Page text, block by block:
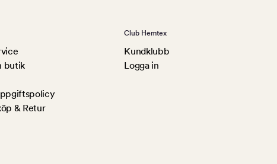
butik
& Retur
Club Hemtex
Kundklubb
Logga in